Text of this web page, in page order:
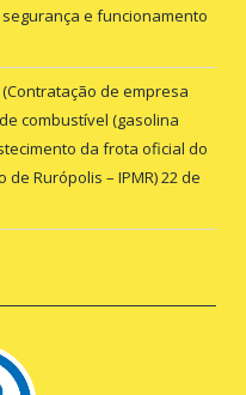
e funcionamento
(Contratação de empresa
combustível (gasolina
da frota oficial do
Rurópolis – IPMR)22 de